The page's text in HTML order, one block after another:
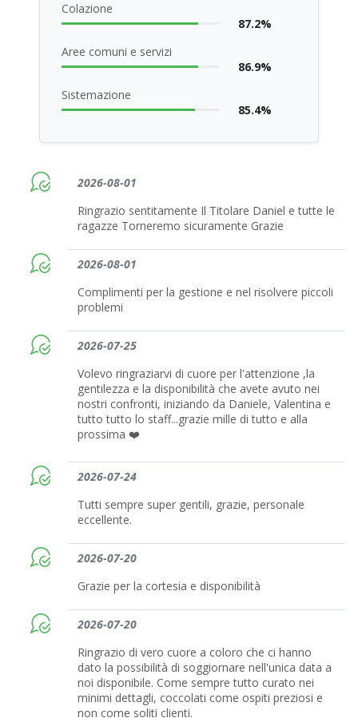
2026-08-01
Ringrazio sentitamente Il Titolare Daniel e tutte le
ragazze Torneremo sicuramente Grazie
2026-08-01
Complimenti per la gestione e nel risolvere piccoli
problemi
2026-07-25
Volevo ringraziarvi di cuore per l'attenzione ,la
gentilezza e la disponibilità che avete avuto nei
nostri confronti, iniziando da Daniele, Valentina e
tutto tutto lo staff...grazie mille di tutto e alla
prossima ❤️
2026-07-24
Tutti sempre super gentili, grazie, personale
eccellente.
2026-07-20
Grazie per la cortesia e disponibilità
2026-07-20
Ringrazio di vero cuore a coloro che ci hanno
dato la possibilità di soggiornare nell'unica data a
noi disponibile. Come sempre tutto curato nei
minimi dettagli, coccolati come ospiti preziosi e
non come soliti clienti.
Colazione
87.2%
Aree comuni e servizi
86.9%
Sistemazione
85.4%